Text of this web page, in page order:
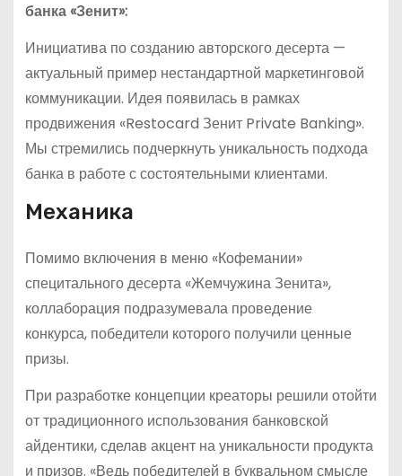
банка «Зенит»:
Инициатива по созданию авторского десерта —
актуальный пример нестандартной маркетинговой
коммуникации. Идея появилась в рамках
продвижения «Restocard Зенит Private Banking».
Мы стремились подчеркнуть уникальность подхода
банка в работе с состоятельными клиентами.
Механика
Помимо включения в меню «Кофемании»
специтального десерта «Жемчужина Зенита»,
коллаборация подразумевала проведение
конкурса, победители которого получили ценные
призы.
При разработке концепции креаторы решили отойти
от традиционного использования банковской
айдентики, сделав акцент на уникальности продукта
и призов. «Ведь победителей в буквальном смысле